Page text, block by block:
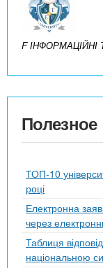
F ІНФОРМАЦІЙНІ
Полезное
ТОП-10
році
Електронна
через
Таблиця
національною